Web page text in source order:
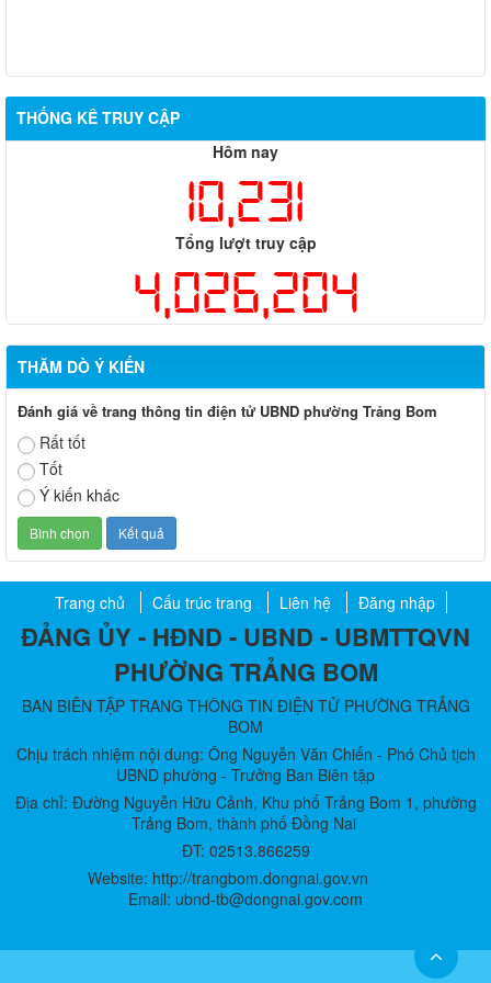
THỐNG KÊ TRUY CẬP
Hôm nay
10,231
Tổng lượt truy cập
4,026,204
THĂM DÒ Ý KIẾN
Đánh giá về trang thông tin điện tử UBND phường Trảng Bom
Rất tốt
Tốt
Ý kiến khác
Trang chủ Cấu trúc trang Liên hệ Đăng nhập
ĐẢNG ỦY - HĐND - UBND - UBMTTQVN
PHƯỜNG TRẢNG BOM
BAN BIÊN TẬP TRANG THÔNG TIN ĐIỆN TỬ PHƯỜNG TRẢNG
BOM
Chịu trách nhiệm nội dung: Ông Nguyễn Văn Chiến - Phó Chủ tịch
UBND phường - Trưởng Ban Biên tập
Địa chỉ: Đường Nguyễn Hữu Cảnh, Khu phố Trảng Bom 1, phường
Trảng Bom, thành phố Đồng Nai
ĐT: 02513.866259
Website: http://trangbom.dongnai.gov.vn
Email: ubnd-tb@dongnai.gov.com